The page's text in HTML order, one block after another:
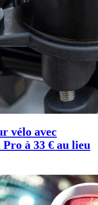
vélo avec
à 33 € au lieu